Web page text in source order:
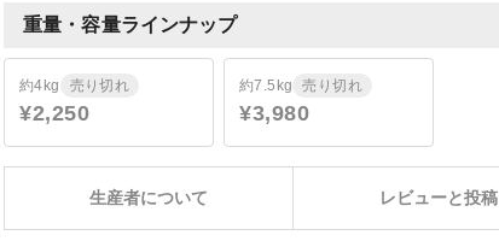
重量・容量ラインナップ
約4kg 売り切れ
¥2,250
約7.5kg 売り切れ
¥3,980
レビューと投稿
生産者について